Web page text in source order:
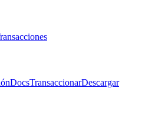
DocsTransaccionarDescargar